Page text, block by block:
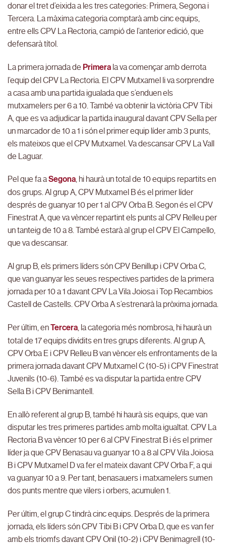
donar el tret d’eixida a les tres categories: Primera, Segona i
Tercera. La màxima categoria comptarà amb cinc equips,
entre ells CPV La Rectoria, campió de l’anterior edició, que
defensarà títol.
La primera jornada de Primera la va començar amb derrota
l’equip del CPV La Rectoria. El CPV Mutxamel li va sorprendre
a casa amb una partida igualada que s’enduen els
mutxamelers per 6 a 10. També va obtenir la victòria CPV Tibi
A, que es va adjudicar la partida inaugural davant CPV Sella per
un marcador de 10 a 1 i són el primer equip líder amb 3 punts,
els mateixos que el CPV Mutxamel. Va descansar CPV La Vall
de Laguar.
Pel que fa aSegona, hi haurà un total de 10 equips repartits en
dos grups. Al grup A, CPV Mutxamel B és el primer líder
després de guanyar 10 per 1 al CPV Orba B. Segon és el CPV
Finestrat A, que va vèncer repartint els punts al CPV Relleu per
un tanteig de 10 a 8. També estarà al grup el CPV El Campello,
que va descansar.
Al grup B, els primers líders són CPV Benillup i CPV Orba C,
que van guanyar les seues respectives partides de la primera
jornada per 10 a 1 davant CPV La Vila Joiosa i Top Recambios
Castell de Castells. CPV Orba A s’estrenarà la pròxima jornada.
Per últim, enTercera, la categoria més nombrosa, hi haurà un
total de 17 equips dividits en tres grups diferents. Al grup A,
CPV Orba E i CPV Relleu B van vèncer els enfrontaments de la
primera jornada davant CPV Mutxamel C (10-5) i CPV Finestrat
Juvenils (10-6). També es va disputar la partida entre CPV
Sella B i CPV Benimantell.
En allò referent al grup B, també hi haurà sis equips, que van
disputar les tres primeres partides amb molta igualtat. CPV La
Rectoria B va vèncer 10 per 6 al CPV Finestrat B i és el primer
líder ja que CPV Benasau va guanyar 10 a 8 al CPV Vila Joiosa
B i CPV Mutxamel D va fer el mateix davant CPV Orba F, a qui
va guanyar 10 a 9. Per tant, benasauers i matxamelers sumen
dos punts mentre que vilers i orbers, acumulen 1.
Per últim, el grup C tindrà cinc equips. Després de la primera
jornada, els líders són CPV Tibi B i CPV Orba D, que es van fer
amb els triomfs davant CPV Onil (10-2) i CPV Benimagrell (10-